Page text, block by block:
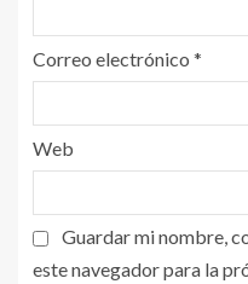
Correo electrónico *
Web
Guardar mi nombre,
este navegador para la